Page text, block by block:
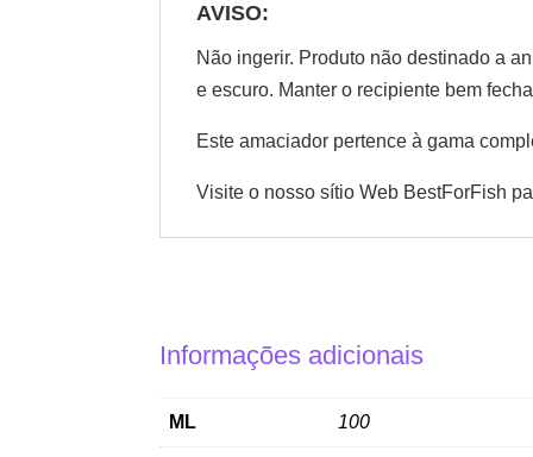
AVISO:
Não ingerir. Produto não destinado a
e escuro. Manter o recipiente bem
Este amaciador pertence à gama
Visite o nosso sítio Web BestForFish
Informações adicionais
ML 100